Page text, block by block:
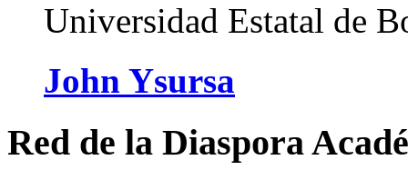
Universidad Estatal de
John Ysursa
Red de la Diaspora